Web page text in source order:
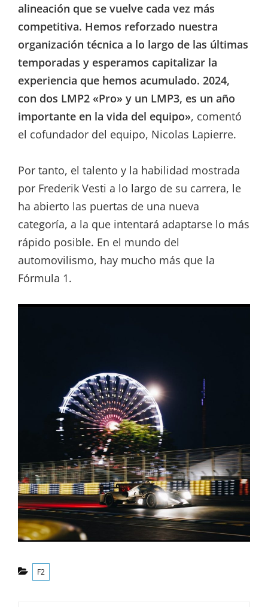
alineación que se vuelve cada vez más
competitiva. Hemos reforzado nuestra
organización técnica a lo largo de las últimas
temporadas y esperamos capitalizar la
experiencia que hemos acumulado. 2024,
con dos LMP2 «Pro» y un LMP3, es un año
importante en la vida del equipo», comentó
el cofundador del equipo, Nicolas Lapierre.
Por tanto, el talento y la habilidad mostrada
por Frederik Vesti a lo largo de su carrera, le
ha abierto las puertas de una nueva
categoría, a la que intentará adaptarse lo más
rápido posible. En el mundo del
automovilismo, hay mucho más que la
Fórmula 1.
Categorías
F2